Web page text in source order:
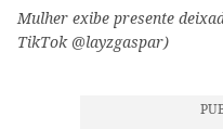
Mulher exibe presente
TikTok @layzgaspar)